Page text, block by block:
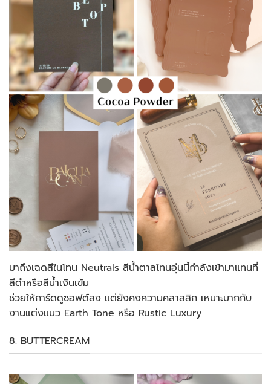
มาถึงเฉดสีในโทน Neutrals สีน้ำตาลโทนอุ่นนี้กำลังเข้ามาแทนที่
สีดำหรือสีน้ำเงินเข้ม
ช่วยให้การ์ดดูซอฟต์ลง แต่ยังคงความคลาสสิก เหมาะมากกับ
งานแต่งแนว Earth Tone หรือ Rustic Luxury
8. BUTTERCREAM